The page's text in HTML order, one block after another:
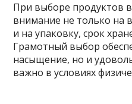
При выборе продуктов
внимание не только на
и на упаковку, срок
Грамотный выбор
насыщение, но и
важно в условиях